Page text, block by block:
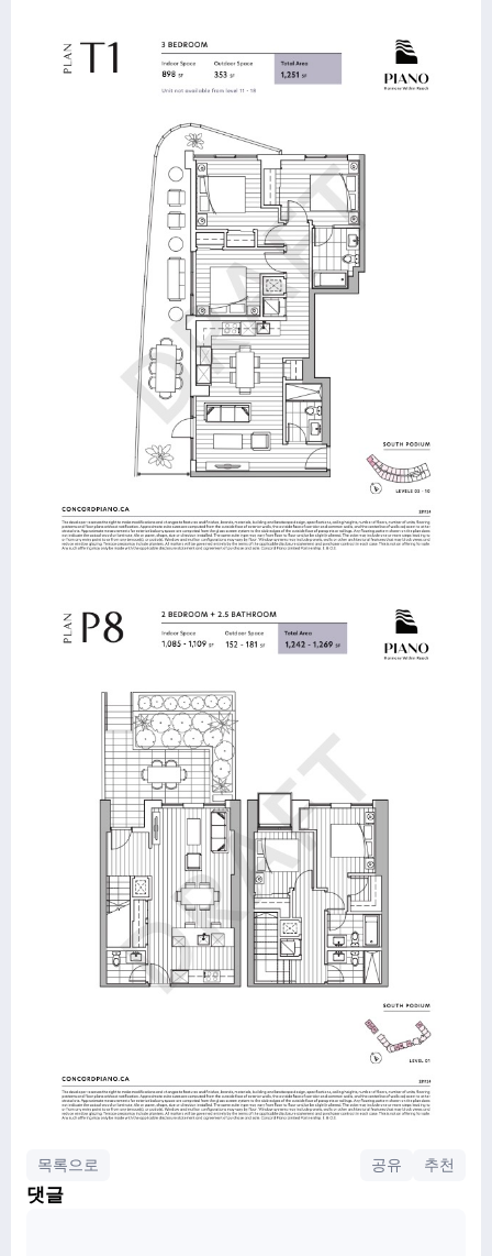
목록으로 공유 추천
댓글